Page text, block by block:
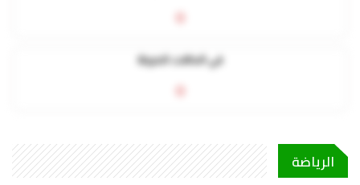
0
في الحالات الحرجة
0
الرياضة